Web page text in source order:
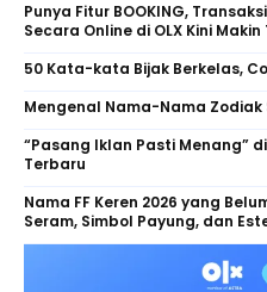
Punya Fitur BOOKING,
Secara Online di OLX Kini
50 Kata-kata Bijak Berkelas,
Mengenal Nama-Nama
“Pasang Iklan Pasti Menang”
Terbaru
Nama FF Keren 2026 yang
Seram, Simbol Payung, dan